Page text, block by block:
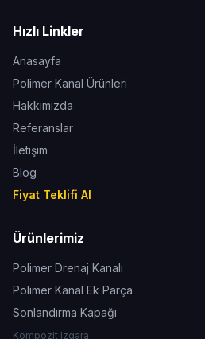
Hızlı Linkler
Anasayfa
Polimer Kanal Ürünleri
Hakkımızda
Referanslar
İletişim
Blog
Fiyat Teklifi Al
Ürünlerimiz
Polimer Drenaj Kanalı
Polimer Kanal Ek Parça
Sonlandırma Kapağı
Kompozit Izgara